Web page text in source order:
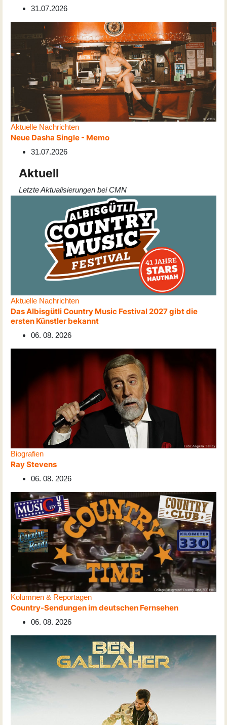
31.07.2026
Aktuelle Nachrichten
Neue Dasha Single - Memo
31.07.2026
Aktuell
Letzte Aktualisierungen bei CMN
Aktuelle Nachrichten
Das Albisgütli Country Music Festival 2027 gibt die
ersten Künstler bekannt
06. 08. 2026
Biografien
Ray Stevens
06. 08. 2026
Kolumnen & Reportagen
Country-Sendungen im deutschen Fernsehen
06. 08. 2026